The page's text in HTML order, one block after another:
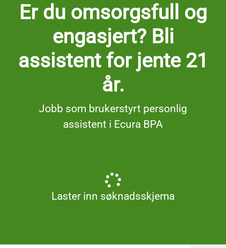
Er du omsorgsfull og
engasjert? Bli
assistent for jente 21
år.
Jobb som brukerstyrt personlig
assistent i Ecura BPA
Laster inn søknadsskjema